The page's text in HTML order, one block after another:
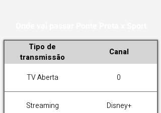
Tipo de
transmissão
Canal
TV Aberta 0
Streaming Disney+